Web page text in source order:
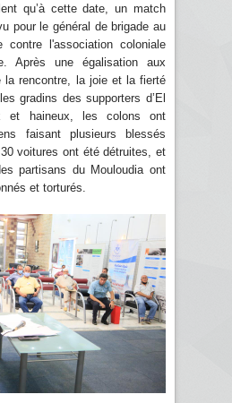
qu’à cette date, un match
pour le général de brigade au
contre l'association coloniale
Après une égalisation aux
la rencontre, la joie et la fierté
gradins des supporters d’El
et haineux, les colons ont
faisant plusieurs blessés
voitures ont été détruites, et
partisans du Mouloudia ont
et torturés.